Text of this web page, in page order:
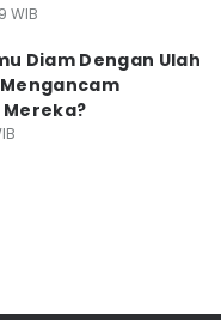
WIB
Diam Dengan Ulah